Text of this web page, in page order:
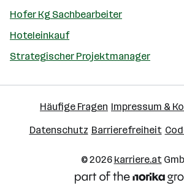
Hofer Kg Sachbearbeiter
Hoteleinkauf
Strategischer Projektmanager
Häufige Fragen Impressum &
Datenschutz Barrierefreiheit
© 2026 karriere.at